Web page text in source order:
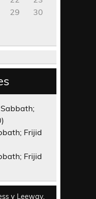
29
30
Frijid
Frijid
y Leeway.